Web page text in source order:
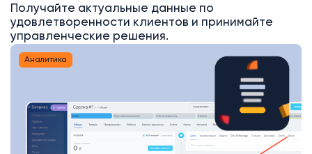
Получайте актуальные данные по
удовлетворенности клиентов и принимайте
управленческие решения.
Аналитика